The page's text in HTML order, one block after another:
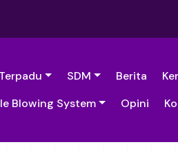
SDM Berita
Blowing System Opini